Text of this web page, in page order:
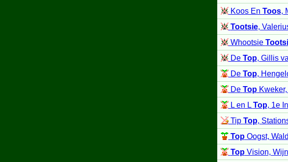
Koos En Toos,
Tootsie,
Whootsie
De Top, Gillis
De Top,
De TopKweker,
L en L Top, 1e
Tip Top,
TopOogst,
TopVision,